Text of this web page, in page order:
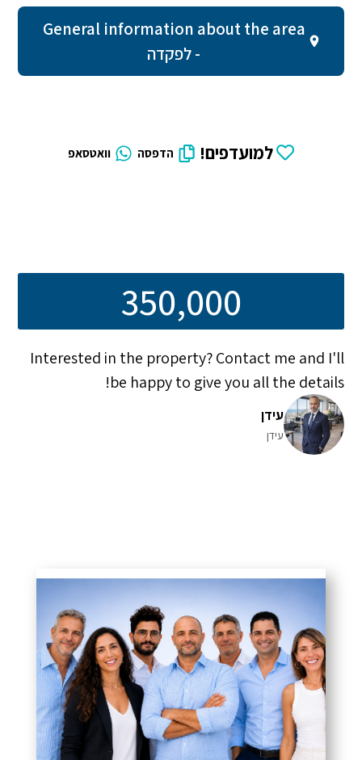
General information about the area
- לפקדה
למועדפים! הדפסה וואטסאפ
350,000
Interested in the property? Contact me and I'll
be happy to give you all the details!
עידן
עידן